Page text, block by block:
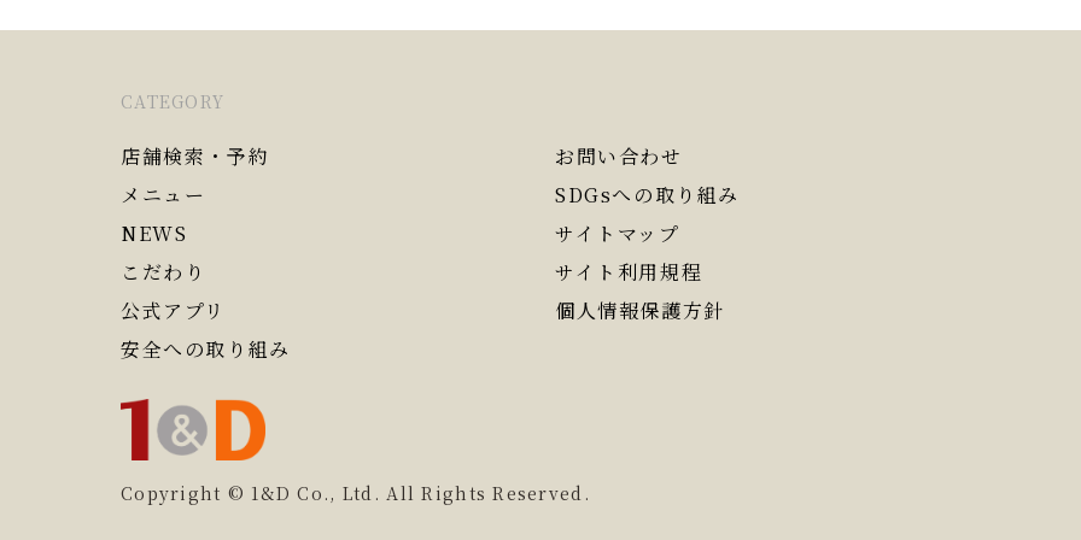
CATEGORY
店舗検索・予約
メニュー
NEWS
こだわり
公式アプリ
安全への取り組み
お問い合わせ
SDGsへの取り組み
サイトマップ
サイト利用規程
個人情報保護方針
Copyright © 1&D Co., Ltd. All Rights Reserved.